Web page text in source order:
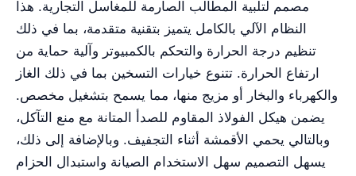
مصمم لتلبية المطالب الصارمة للمغاسل التجارية. هذا
النظام الآلي بالكامل يتميز بتقنية متقدمة، بما في ذلك
تنظيم درجة الحرارة والتحكم بالكمبيوتر وآلية حماية من
ارتفاع الحرارة. تتنوع خيارات التسخين بما في ذلك الغاز
والكهرباء والبخار أو مزيج منها، مما يسمح بتشغيل مخصص.
يضمن هيكل الفولاذ المقاوم للصدأ المتانة مع منع التآكل،
وبالتالي يحمي الأقمشة أثناء التجفيف. وبالإضافة إلى ذلك،
يسهل التصميم سهل الاستخدام الصيانة واستبدال الحزام